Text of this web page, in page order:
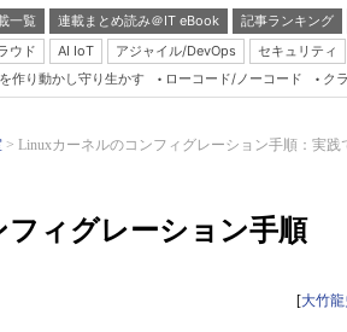
一覧 連載まとめ読み＠IT eBook 記事ランキング
ウド
AI IoT アジャイル/DevOps セキュリティ
作り動かし守り生かす ローコード/ノーコード ク
Linuxカーネルのコンフィグレーション手順：実践
ィグレーション手順
[大竹龍